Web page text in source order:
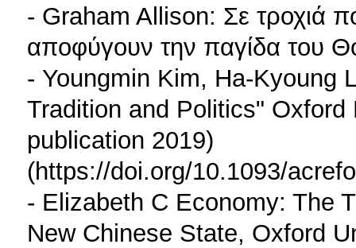
- Graham Allison: Σε τροχιά
αποφύγουν την παγίδα του
- Youngmin Kim, Ha-Kyoung
Tradition and Politics"
publication 2019)
(https://doi.org/10.1093/
- Elizabeth C Economy: The
New Chinese State, Oxford